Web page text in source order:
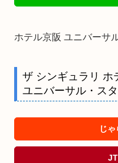
ホテル京阪 ユニバーサ
ザ シンギュラリ ホ
ユニバーサル・ス
じ